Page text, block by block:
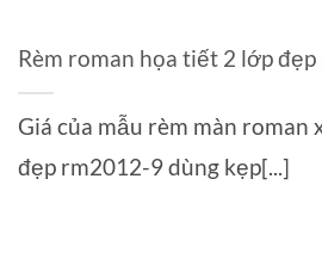
Rèm roman họa tiết 2 lớp đẹp
Giá của mẫu rèm màn roman
đẹp rm2012-9 dùng kẹp[...]